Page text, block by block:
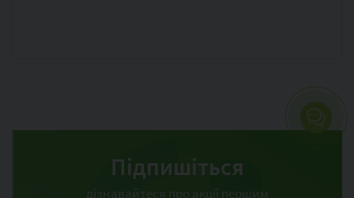
Підпишіться
дізнавайтеся про акції першим